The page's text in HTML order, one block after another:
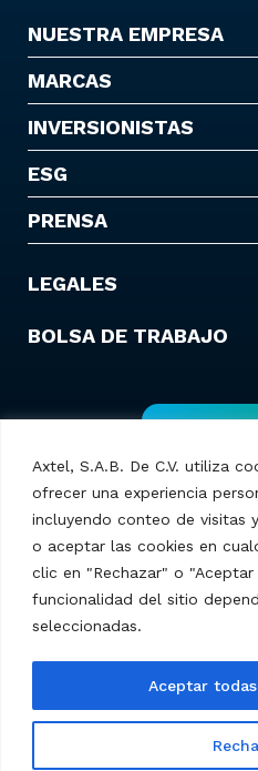
Axtel, S.A.B. De C.V. utiliza
ofrecer una experiencia
incluyendo conteo de visitas
o aceptar las cookies en
clic en "Rechazar" o
funcionalidad del sitio
seleccionadas.
Aceptar
NUESTRA EMPRESA
MARCAS
INVERSIONISTAS
ESG
PRENSA
LEGALES
BOLSA DE TRABAJO